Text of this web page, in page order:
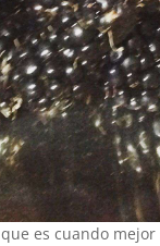
es cuando